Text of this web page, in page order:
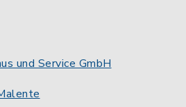
und Service GmbH